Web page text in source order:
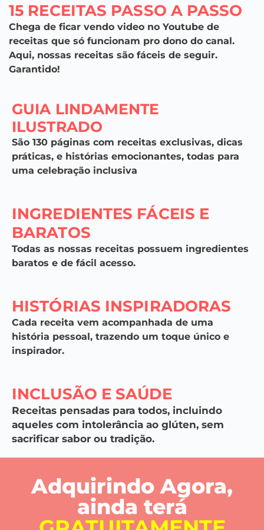
15 RECEITAS PASSO A PASSO
Chega de ficar vendo video no Youtube de
receitas que só funcionam pro dono do canal.
Aqui, nossas receitas são fáceis de seguir.
Garantido!
GUIA LINDAMENTE
ILUSTRADO
São 130 páginas com receitas exclusivas, dicas
práticas, e histórias emocionantes, todas para
uma celebração inclusiva
INGREDIENTES FÁCEIS E
BARATOS
Todas as nossas receitas possuem ingredientes
baratos e de fácil acesso.
HISTÓRIAS INSPIRADORAS
Cada receita vem acompanhada de uma
história pessoal, trazendo um toque único e
inspirador.
INCLUSÃO E SAÚDE
Receitas pensadas para todos, incluindo
aqueles com intolerância ao glúten, sem
sacrificar sabor ou tradição.
Adquirindo Agora,
ainda terá